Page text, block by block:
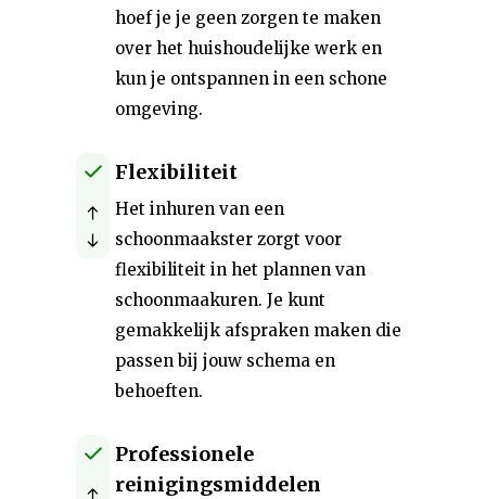
hoef je je geen zorgen te maken
over het huishoudelijke werk en
kun je ontspannen in een schone
omgeving.
Flexibiliteit
Het inhuren van een
schoonmaakster zorgt voor
flexibiliteit in het plannen van
schoonmaakuren. Je kunt
gemakkelijk afspraken maken die
passen bij jouw schema en
behoeften.
Professionele
reinigingsmiddelen